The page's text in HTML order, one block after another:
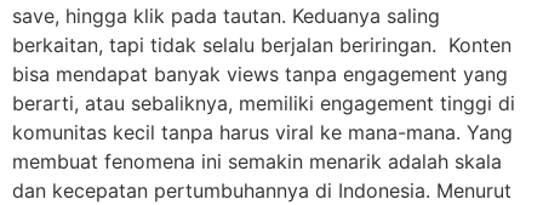
save, hingga klik pada tautan. Keduanya saling
berkaitan, tapi tidak selalu berjalan beriringan. Konten
bisa mendapat banyak views tanpa engagement yang
berarti, atau sebaliknya, memiliki engagement tinggi di
komunitas kecil tanpa harus viral ke mana-mana. Yang
membuat fenomena ini semakin menarik adalah skala
dan kecepatan pertumbuhannya di Indonesia. Menurut